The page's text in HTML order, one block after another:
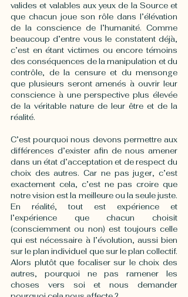
valides et valables aux yeux de la Source et
que chacun joue son rôle dans l’élévation
de la conscience de l’humanité. Comme
beaucoup d’entre vous le constatent déjà,
c’est en étant victimes ou encore témoins
des conséquences de la manipulation et du
contrôle, de la censure et du mensonge
que plusieurs seront amenés à ouvrir leur
conscience à une perspective plus élevée
de la véritable nature de leur être et de la
réalité.
C’est pourquoi nous devons permettre aux
différences d’exister afin de nous amener
dans un état d’acceptation et de respect du
choix des autres. Car ne pas juger, c’est
exactement cela, c’est ne pas croire que
notre vision est la meilleure ou la seule juste.
En réalité, tout est expérience et
l’expérience que chacun choisit
(consciemment ou non) est toujours celle
qui est nécessaire à l’évolution, aussi bien
sur le plan individuel que sur le plan collectif.
Alors plutôt que focaliser sur le choix des
autres, pourquoi ne pas ramener les
choses vers soi et nous demander